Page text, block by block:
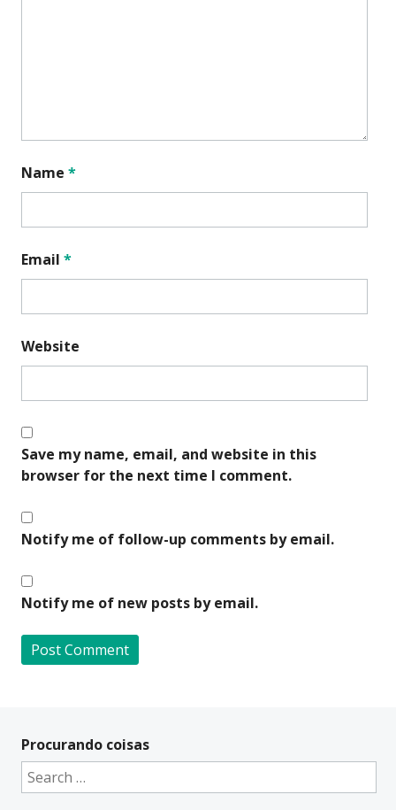
Name *
Email *
Website
Save my name, email, and website in this
browser for the next time I comment.
Notify me of follow-up comments by email.
Notify me of new posts by email.
t
e
Procurando coisas
Search
for: